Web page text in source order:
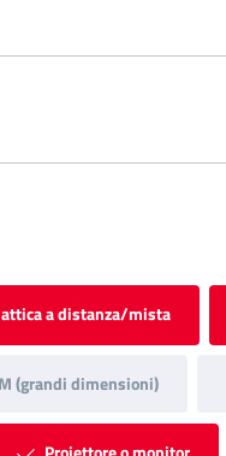
a distanza/mista
(grandi dimensioni)